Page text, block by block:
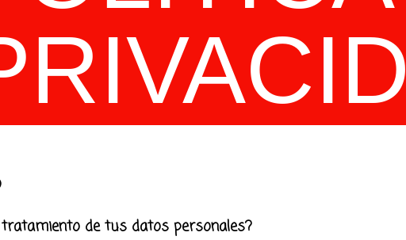
de tus datos personales?